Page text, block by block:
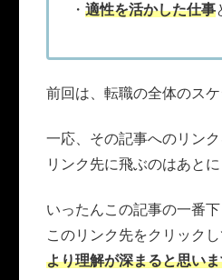
・ 適性を活かした仕事
前回は、転職の全体のス
一応、その記事へのリンク
リンク先に飛ぶのはあと
いったんこの記事の一番下
このリンク先をクリックし
より理解が深まると思い